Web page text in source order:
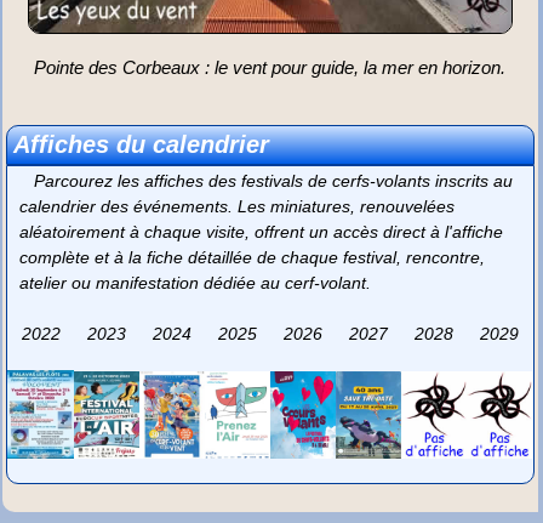
Pointe des Corbeaux : le vent pour guide, la mer en horizon.
Affiches du calendrier
Parcourez les affiches des festivals de cerfs-volants inscrits au
calendrier des événements. Les miniatures, renouvelées
aléatoirement à chaque visite, offrent un accès direct à l'affiche
complète et à la fiche détaillée de chaque festival, rencontre,
atelier ou manifestation dédiée au cerf-volant.
2022 2023 2024 2025 2026 2027 2028 2029